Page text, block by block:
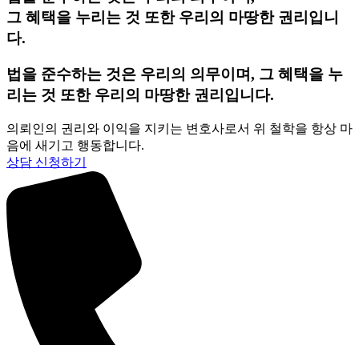
그 혜택을 누리는 것 또한 우리의 마땅한 권리입니
다.
법을 준수하는 것은 우리의 의무이며, 그 혜택을 누
리는 것 또한 우리의 마땅한 권리입니다.
의뢰인의 권리와 이익을 지키는 변호사로서 위 철학을 항상 마
음에 새기고 행동합니다.
상담 신청하기